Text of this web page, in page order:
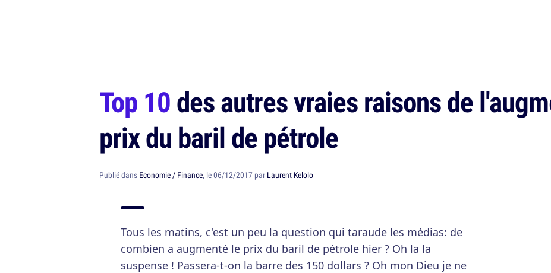
Top 10des autres vraies raisons de
prix du baril de pétrole
Publié dans Economie / Finance, le 06/12/2017 par Laurent Kelolo
Tous les matins, c'est un peu la question qui taraude les médias: de
combien a augmenté le prix du baril de pétrole hier ? Oh la la
suspense ! Passera-t-on la barre des 150 dollars ? Oh mon Dieu je ne